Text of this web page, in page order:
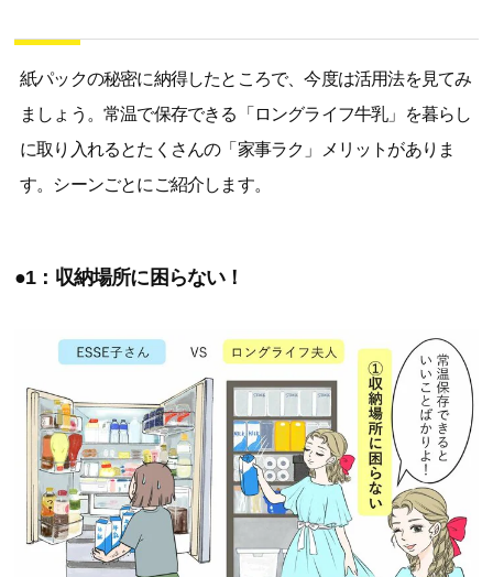
紙パックの秘密に納得したところで、今度は活用法を見てみ
ましょう。常温で保存できる「ロングライフ牛乳」を暮らし
に取り入れるとたくさんの「家事ラク」メリットがありま
す。シーンごとにご紹介します。
●1：収納場所に困らない！